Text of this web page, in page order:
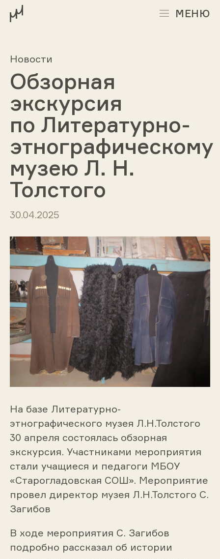
МЕНЮ
Новости
Обзорная
экскурсия
по Литературно-
этнографическому
музею Л. Н.
Толстого
30.04.2025
На базе Литературно-
этнографического музея Л.Н.Толстого
30 апреля состоялась обзорная
экскурсия. Участниками мероприятия
стали учащиеся и педагоги МБОУ
«Старогладовская СОШ». Мероприятие
провел директор музея Л.Н.Толстого С.
Загибов
В ходе мероприятия С. Загибов
подробно рассказал об истории